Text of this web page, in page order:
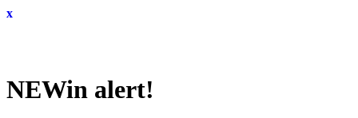
x
NEWin alert!